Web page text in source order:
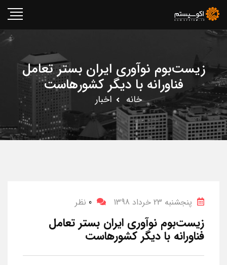
زیست‌بوم نوآوری ایران بستر تعامل
فناورانه با دیگر کشور‌هاست
خانه اخبار
پنجشنبه 23 خرداد 1398 0 نظر
زیست‌بوم نوآوری ایران بستر تعامل
فناورانه با دیگر کشور‌هاست